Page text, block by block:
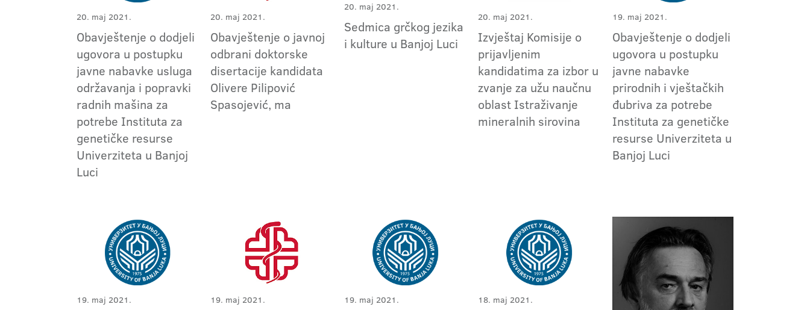
20. maj 2021.
Obavještenje o dodjeli
ugovora u postupku
javne nabavke usluga
održavanja i popravki
radnih mašina za
potrebe Instituta za
genetičke resurse
Univerziteta u Banjoj
Luci
20. maj 2021.
Obavještenje o javnoj
odbrani doktorske
disertacije kandidata
Olivere Pilipović
Spasojević, ma
20. maj 2021.
Sedmica grčkog jezika
i kulture u Banjoj Luci
20. maj 2021.
Izvještaj Komisije o
prijavljenim
kandidatima za izbor u
zvanje za užu naučnu
oblast Istraživanje
mineralnih sirovina
19. maj 2021.
Obavještenje o dodjeli
ugovora u postupku
javne nabavke
prirodnih i vještačkih
đubriva za potrebe
Instituta za genetičke
resurse Univerziteta u
Banjoj Luci
19. maj 2021. 19. maj 2021. 19. maj 2021. 18. maj 2021.